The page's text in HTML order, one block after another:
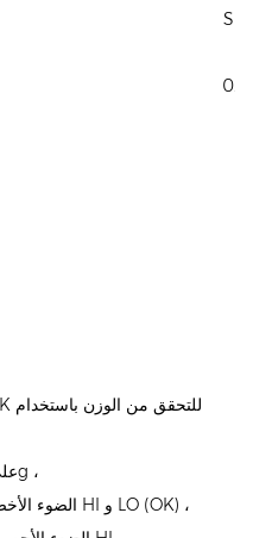
اضبط HI على 200g ، LO على 100g ،
الضوء الأخضر مضاء ، عندما يكون الوزن داخل HI و LO (OK) ،